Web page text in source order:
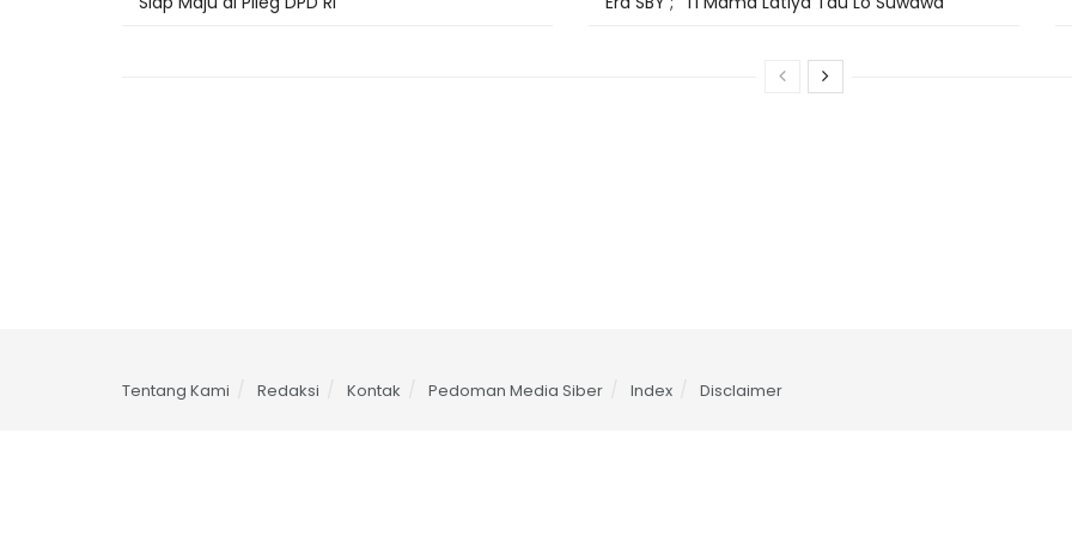
Tentang Kami Redaksi Kontak Pedoman Media Siber Index Disclaimer